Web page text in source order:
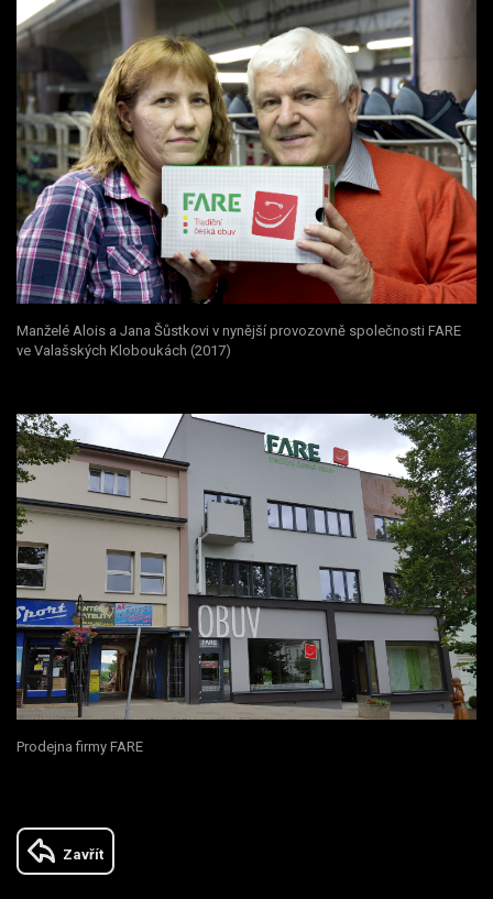
Manželé Alois a Jana Šůstkovi v nynější provozovně společnosti FARE
ve Valašských Kloboukách (2017)
Prodejna firmy FARE
Zavřít